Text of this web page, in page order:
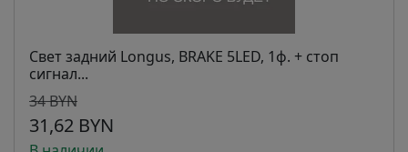
Свет задний Longus, BRAKE 5LED, 1ф. + стоп
сигнал...
34 BYN
31,62 BYN